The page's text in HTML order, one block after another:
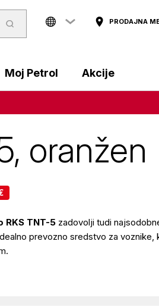
PRODAJNA
Moj Petrol Akcije
oranžen
RKS TNT-5 zadovolji tudi
prevozno sredstvo za voznike,